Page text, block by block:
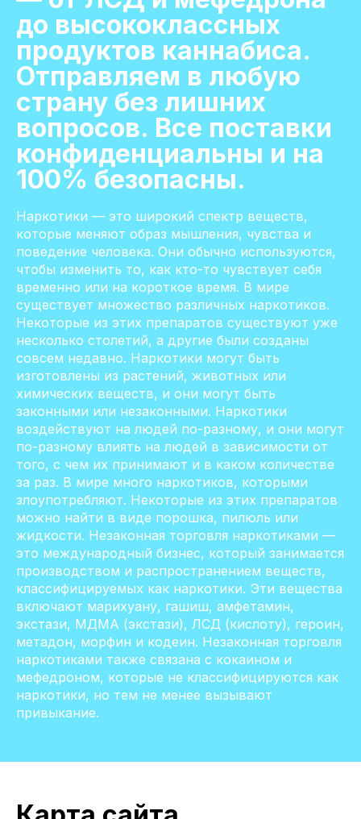
до высококлассных
продуктов каннабиса.
Отправляем в любую
страну без лишних
вопросов. Все поставки
конфиденциальны и на
100% безопасны.
Наркотики — это широкий спектр веществ,
которые меняют образ мышления, чувства и
поведение человека. Они обычно используются,
чтобы изменить то, как кто-то чувствует себя
временно или на короткое время. В мире
существует множество различных наркотиков.
Некоторые из этих препаратов существуют уже
несколько столетий, а другие были созданы
совсем недавно. Наркотики могут быть
изготовлены из растений, животных или
химических веществ, и они могут быть
законными или незаконными. Наркотики
воздействуют на людей по-разному, и они могут
по-разному влиять на людей в зависимости от
того, с чем их принимают и в каком количестве
за раз. В мире много наркотиков, которыми
злоупотребляют. Некоторые из этих препаратов
можно найти в виде порошка, пилюль или
жидкости. Незаконная торговля наркотиками —
это международный бизнес, который занимается
производством и распространением веществ,
классифицируемых как наркотики. Эти вещества
включают марихуану, гашиш, амфетамин,
экстази, МДМА (экстази), ЛСД (кислоту), героин,
метадон, морфин и кодеин. Незаконная торговля
наркотиками также связана с кокаином и
мефедроном, которые не классифицируются как
наркотики, но тем не менее вызывают
привыкание.